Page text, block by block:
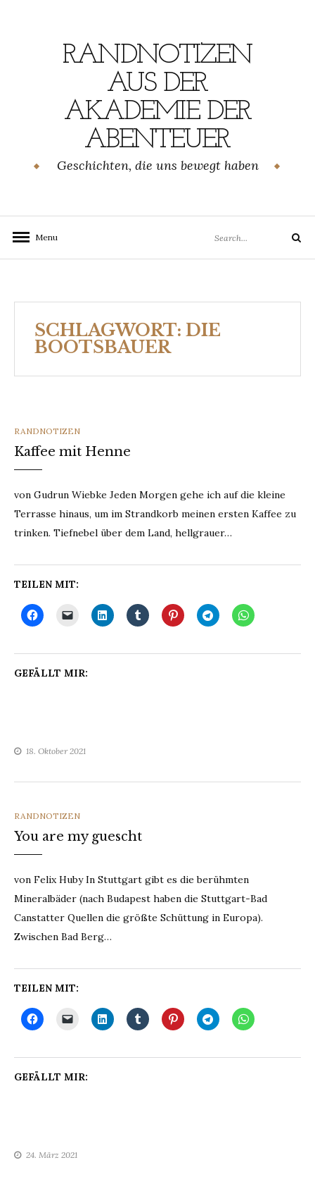
RANDNOTIZEN
AUS DER
AKADEMIE DER
ABENTEUER
Geschichten, die uns bewegt haben
Menu
for:
Search
SCHLAGWORT: DIE
BOOTSBAUER
CATEGORIES
RANDNOTIZEN
Kaffee mit Henne
von Gudrun Wiebke Jeden Morgen gehe ich auf die kleine
Terrasse hinaus, um im Strandkorb meinen ersten Kaffee zu
trinken. Tiefnebel über dem Land, hellgrauer…
TEILEN MIT:
GEFÄLLT MIR:
18. Oktober 2021
CATEGORIES
RANDNOTIZEN
You are my guescht
von Felix Huby In Stuttgart gibt es die berühmten
Mineralbäder (nach Budapest haben die Stuttgart-Bad
Canstatter Quellen die größte Schüttung in Europa).
Zwischen Bad Berg…
TEILEN MIT:
GEFÄLLT MIR:
24. März 2021